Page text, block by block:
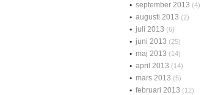
september 2013 (4)
augusti 2013 (2)
juli 2013 (6)
juni 2013 (25)
maj 2013 (14)
april 2013 (14)
mars 2013 (5)
februari 2013 (12)